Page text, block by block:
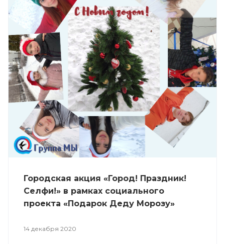
Городская акция «Город! Праздник!
Селфи!» в рамках социального
проекта «Подарок Деду Морозу»
14 декабря 2020